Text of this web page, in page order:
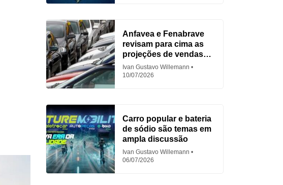
Anfavea e Fenabrave
revisam para cima as
projeções de vendas
em 2026
Ivan Gustavo Willemann
10/07/2026
Carro popular e bateria
de sódio são temas em
ampla discussão
Ivan Gustavo Willemann
06/07/2026